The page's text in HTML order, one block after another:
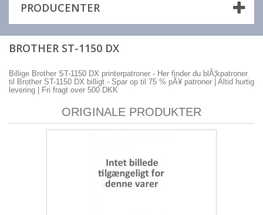
PRODUCENTER
BROTHER ST-1150 DX
Billige Brother ST-1150 DX printerpatroner - Her finder du blÃ¦kpatroner
til Brother ST-1150 DX billigt - Spar op til 75 % pÃ¥ patroner | Altid hurtig
levering | Fri fragt over 500 DKK
ORIGINALE PRODUKTER